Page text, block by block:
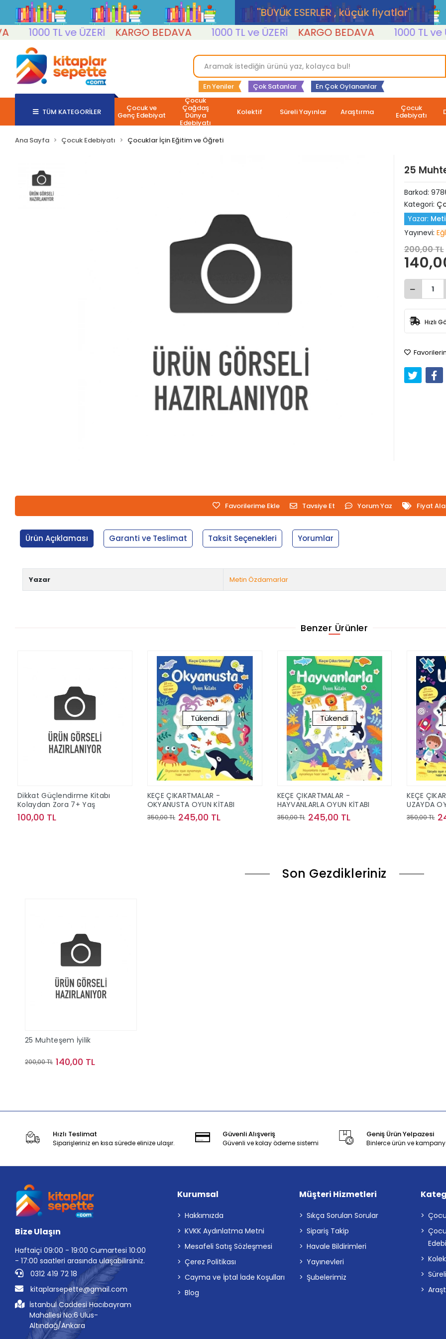
''BÜYÜK ESERLER , küçük fiyatlar''
1000 TL ve ÜZERİ
KARGO BEDAVA 1000 TL ve ÜZERİ KARGO BEDAVA 1000 TL ve
En Yeniler Çok Satanlar En Çok Oylananlar
TÜM KATEGORİLER Çocuk ve
Genç Edebiyat
Çocuk
Çağdaş
Dünya
Edebiyatı
Kolektif Süreli Yayınlar Araştırma Çocuk
Edebiyatı
Ana Sayfa Çocuk Edebiyatı Çocuklar İçin Eğitim ve Öğreti
25
Barkod:
Kategori:
Yazar:
Yayınevi:
200,00 TL
Hızlı
Favorilerime Ekle Tavsiye Et Yorum Yaz Fiyat
Ürün Açıklaması Garanti ve Teslimat Taksit Seçenekleri Yorumlar
Yazar Metin Özdamarlar
Benzer Ürünler
Dikkat Güçlendirme Kitabı
Kolaydan Zora 7+ Yaş
100,00 TL
Tükendi
KEÇE ÇIKARTMALAR -
OKYANUSTA OYUN KİTABI
350,00 TL 245,00 TL
Tükendi
KEÇE ÇIKARTMALAR -
HAYVANLARLA OYUN KİTABI
350,00 TL 245,00 TL
KEÇE
UZAYDA
350,00 TL
Son Gezdikleriniz
25 Muhteşem İyilik
200,00 TL 140,00 TL
Hızlı Teslimat
Siparişleriniz en kısa sürede elinize ulaşır.
Güvenli Alışveriş
Güvenli ve kolay ödeme sistemi
Geniş Ürün Yelpazesi
Binlerce ürün ve
Bize Ulaşın
Haftaiçi 09:00 - 19:00 Cumartesi 10:00
- 17:00 saatleri arasında ulaşabilirsiniz.
0312 419 72 18
kitaplarsepette@gmail.com
İstanbul Caddesi Hacıbayram
Mahallesi No:6 Ulus-
Altındağ/Ankara
Kurumsal
Hakkımızda
KVKK Aydınlatma Metni
Mesafeli Satış Sözleşmesi
Çerez Politikası
Cayma ve İptal İade Koşulları
Blog
Müşteri Hizmetleri
Sıkça Sorulan Sorular
Sipariş Takip
Havale Bildirimleri
Yayınevleri
Şubelerimiz